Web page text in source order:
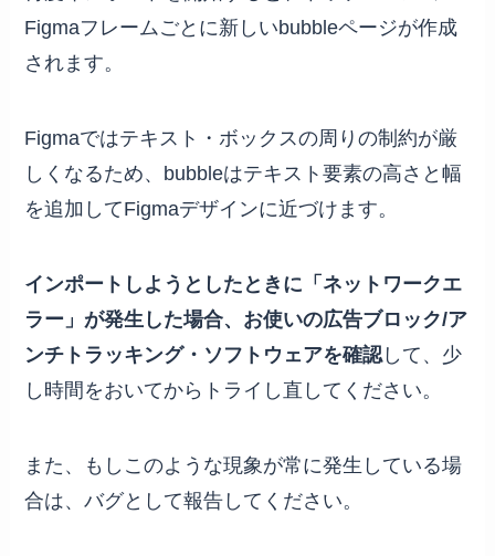
Figmaフレームごとに新しいbubbleページが作成
されます。
Figmaではテキスト・ボックスの周りの制約が厳
しくなるため、bubbleはテキスト要素の高さと幅
を追加してFigmaデザインに近づけます。
インポートしようとしたときに「ネットワークエ
ラー」が発生した場合、お使いの広告ブロック/ア
ンチトラッキング・ソフトウェアを確認 して、少
し時間をおいてからトライし直してください。
また、もしこのような現象が常に発生している場
合は、バグとして報告してください。